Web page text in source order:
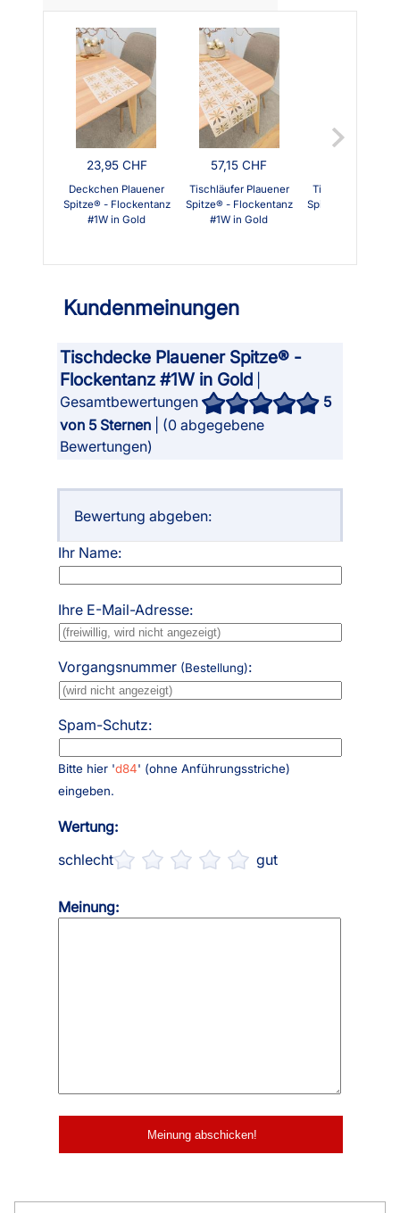
23,95 CHF
Deckchen Plauener
Spitze® - Flockentanz
#1W in Gold
57,15 CHF
Tischläufer Plauener
Spitze® - Flockentanz
#1W in Gold
Tischband
Spitze® -
Kundenmeinungen
Tischdecke Plauener Spitze® -
Flockentanz #1W in Gold
Gesamtbewertungen
5
von 5 Sternen
| (0 abgegebene
Bewertungen)
Bewertung abgeben:
Wertung:
schlecht
gut
Meinung:
Ihr Name:
Ihre E-Mail-Adresse:
Vorgangsnummer (Bestellung):
Spam-Schutz:
Bitte hier 'd84' (ohne Anführungsstriche)
eingeben.